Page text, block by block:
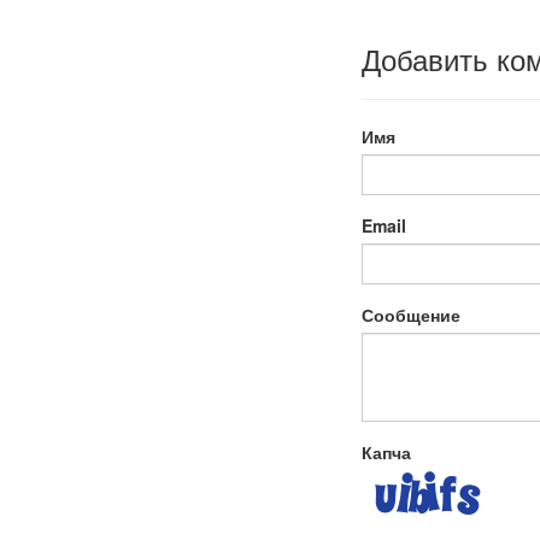
Добавить
Имя
Email
Сообщение
Капча